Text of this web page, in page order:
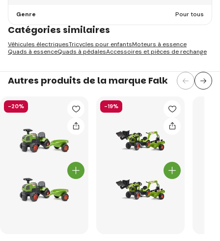
Genre Pour tous
Catégories similaires
Véhicules électriquesTricycles pour enfantsMoteurs à essence
Quads à essenceQuads à pédalesAccessoires et pièces de rechange
Autres produits de la marque Falk
-20% -19%